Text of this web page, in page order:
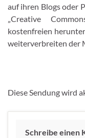
auf ihren Blogs oder
„Creative
kostenfreien
weiterverbreiten der
Diese Sendung wird
Schreibe einen